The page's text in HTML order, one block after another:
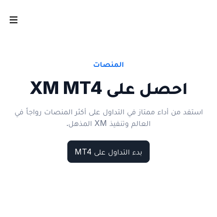
المنصات
احصل على XM MT4
استفد من أداء ممتاز في التداول على أكثر المنصات رواجاً في
العالم وتنفيذ XM المذهل.
بدء التداول على MT4